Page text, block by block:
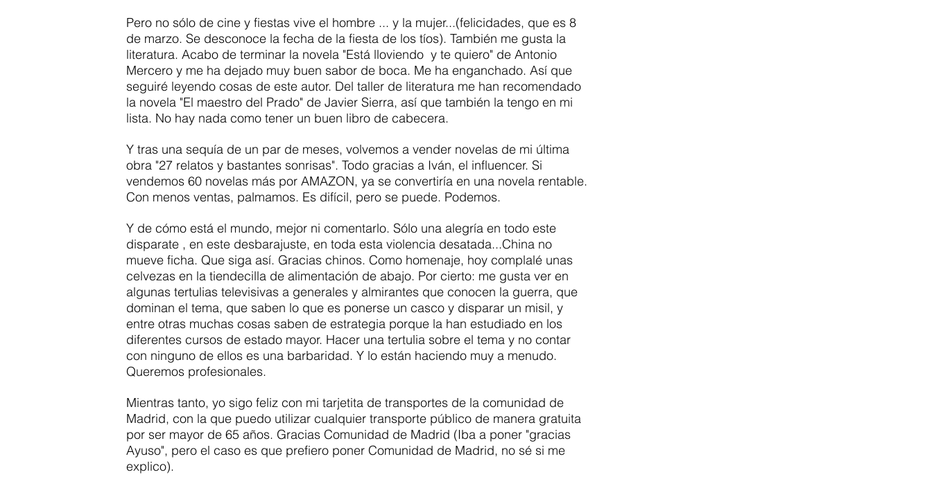
Pero no sólo de cine y fiestas vive el hombre ... y la mujer...(felicidades, que es 8
de marzo. Se desconoce la fecha de la fiesta de los tíos). También me gusta la
literatura. Acabo de terminar la novela "Está lloviendo  y te quiero" de Antonio
Mercero y me ha dejado muy buen sabor de boca. Me ha enganchado. Así que
seguiré leyendo cosas de este autor. Del taller de literatura me han recomendado
la novela "El maestro del Prado" de Javier Sierra, así que también la tengo en mi
lista. No hay nada como tener un buen libro de cabecera.
Y tras una sequía de un par de meses, volvemos a vender novelas de mi última
obra "27 relatos y bastantes sonrisas". Todo gracias a Iván, el influencer. Si
vendemos 60 novelas más por AMAZON, ya se convertiría en una novela rentable.
Con menos ventas, palmamos. Es difícil, pero se puede. Podemos.
Y de cómo está el mundo, mejor ni comentarlo. Sólo una alegría en todo este
disparate , en este desbarajuste, en toda esta violencia desatada...China no
mueve ficha. Que siga así. Gracias chinos. Como homenaje, hoy complalé unas
celvezas en la tiendecilla de alimentación de abajo. Por cierto: me gusta ver en
algunas tertulias televisivas a generales y almirantes que conocen la guerra, que
dominan el tema, que saben lo que es ponerse un casco y disparar un misil, y
entre otras muchas cosas saben de estrategia porque la han estudiado en los
diferentes cursos de estado mayor. Hacer una tertulia sobre el tema y no contar
con ninguno de ellos es una barbaridad. Y lo están haciendo muy a menudo.
Queremos profesionales.
Mientras tanto, yo sigo feliz con mi tarjetita de transportes de la comunidad de
Madrid, con la que puedo utilizar cualquier transporte público de manera gratuita
por ser mayor de 65 años. Gracias Comunidad de Madrid (Iba a poner "gracias
Ayuso", pero el caso es que prefiero poner Comunidad de Madrid, no sé si me
explico).